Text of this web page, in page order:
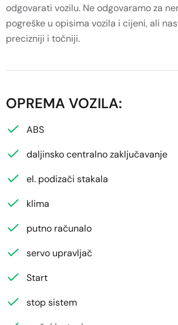
odgovarati vozilu. Ne odgovaramo za
pogreške u opisima vozila i cijeni, ali
precizniji i točniji.
OPREMA VOZILA:
ABS
daljinsko centralno zaključavanje
el. podizači stakala
klima
putno računalo
servo upravljač
Start
stop sistem